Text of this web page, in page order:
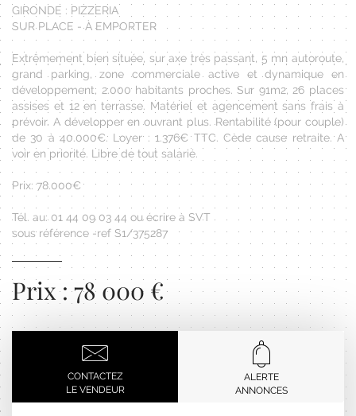
GIRONDE : PIZZERIA
SUR PLACE - À EMPORTER
Extrêmement bien située, sur axe très passant, 5 mn autoroute,
grand parking, zone commerciale active et dynamique en
développement, 2.000 habitants proches. Sur 91m2, 26 places
assises et 12 en terrasse. Matériel et agencement sans frais à
prévoir. A développer en ouvrant plus. Rentabilité (pour couple)
de 30 à 40.000€. Loyer : 1.376€ TTC. Cède cause retraite. A
voir en priorité. Libre de tout salarié.
Prix: 78.000€
Tél. au: 01 44 09 03 44 ou écrire à SVT
sous référence -ref S1/375287
Prix : 78 000 €
CONTACTEZ
LE VENDEUR
ALERTE
ANNONCES